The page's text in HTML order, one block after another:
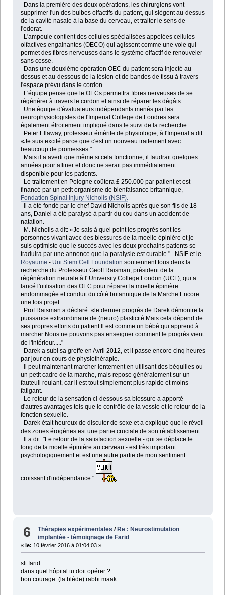
Dans la première des deux opérations, les chirurgiens vont
supprimer l'un des bulbes olfactifs du patient, qui siègent au-dessus
de la cavité nasale à la base du cerveau, et traiter le sens de
l'odorat.
L'ampoule contient des cellules spécialisées appelées cellules
olfactives engainantes (OECO) qui agissent comme une voie qui
permet des fibres nerveuses dans le système olfactif de renouveler
sans cesse.
Dans une deuxième opération OEC du patient sera injecté au-
dessus et au-dessous de la lésion et de bandes de tissu à travers
l'espace prévu dans le cordon.
L'équipe pense que le OECs permettra fibres nerveuses de se
régénérer à travers le cordon et ainsi de réparer les dégâts.
Une équipe d'évaluateurs indépendants menés par les
neurophysiologistes de l'Imperial College de Londres sera
également étroitement impliqué dans le suivi de la recherche.
Peter Ellaway, professeur émérite de physiologie, à l'Imperial a dit:
«Je suis excité parce que c'est un nouveau traitement avec
beaucoup de promesses."
Mais il a averti que même si cela fonctionne, il faudrait quelques
années pour affiner et donc ne serait pas immédiatement
disponible pour les patients.
Le traitement en Pologne coûtera £ 250.000 par patient et est
financé par un petit organisme de bienfaisance britannique,
Fondation Spinal Injury Nicholls (NSIF).
Il a été fondé par le chef David Nicholls après que son fils de 18
ans, Daniel a été paralysé à partir du cou dans un accident de
natation.
M. Nicholls a dit: «Je sais à quel point les progrès sont les
personnes vivant avec des blessures de la moelle épinière et je
suis optimiste que le succès avec les deux prochains patients se
traduira par une annonce que la paralysie est curable." NSIF et le
Royaume - Uni Stem Cell Foundation soutiennent tous deux la
recherche du Professeur Geoff Raisman, président de la
régénération neurale à l' University College London (UCL), qui a
lancé l'utilisation des OEC pour réparer la moelle épinière
endommagée et conduit du côté britannique de la Marche Encore
une fois projet.
Prof Raisman a déclaré: «le dernier progrès de Darek démontre la
puissance extraordinaire de (neuro) plasticité Mais cela dépend de
ses propres efforts du patient Il est comme un bébé qui apprend à
marcher Nous ne pouvons pas enseigner comment le progrès vient
de l'intérieur....."
Darek a subi sa greffe en Avril 2012, et il passe encore cinq heures
par jour en cours de physiothérapie.
Il peut maintenant marcher lentement en utilisant des béquilles ou
un petit cadre de la marche, mais repose généralement sur un
fauteuil roulant, car il est tout simplement plus rapide et moins
fatigant.
Le retour de la sensation ci-dessous sa blessure a apporté
d'autres avantages tels que le contrôle de la vessie et le retour de la
fonction sexuelle.
Darek était heureux de discuter de sexe et a expliqué que le réveil
des zones érogènes est une partie cruciale de son rétablissement.
Il a dit: "Le retour de la satisfaction sexuelle - qui se déplace le
long de la moelle épinière au cerveau - est très important
psychologiquement et est une autre partie de mon sentiment
croissant d'indépendance."
6 Thérapies expérimentales / Re : Neurostimulation
implantée - témoignage de Farid
« le: 10 février 2016 à 01:04:03 »
slt farid
dans quel hôpital tu doit opérer ?
bon courage (la bléde) rabbi maak